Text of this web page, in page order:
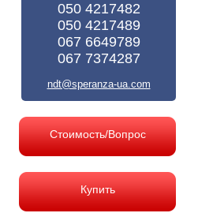
050 4217482
050 4217489
067 6649789
067 7374287
ndt@speranza-ua.com
Стоимость/Вопрос
Купить